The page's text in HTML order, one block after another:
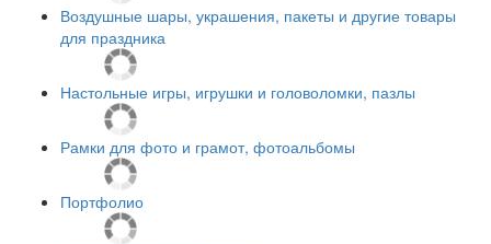
Воздушные шары, украшения, пакеты и другие товары
для праздника
Настольные игры, игрушки и головоломки, пазлы
Рамки для фото и грамот, фотоальбомы
Портфолио